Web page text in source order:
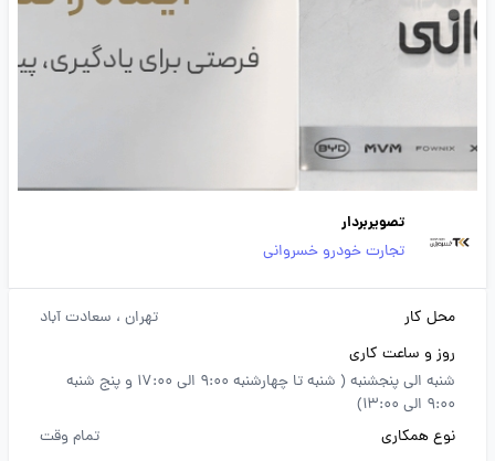
تصویربردار
تجارت خودرو خسروانی
محل کار تهران ، سعادت آباد
روز و ساعت کاری
شنبه الی پنجشنبه ( شنبه تا چهارشنبه 9:00 الی 17:00 و پنج شنبه
9:00 الی 13:00)
نوع همکاری
تمام وقت